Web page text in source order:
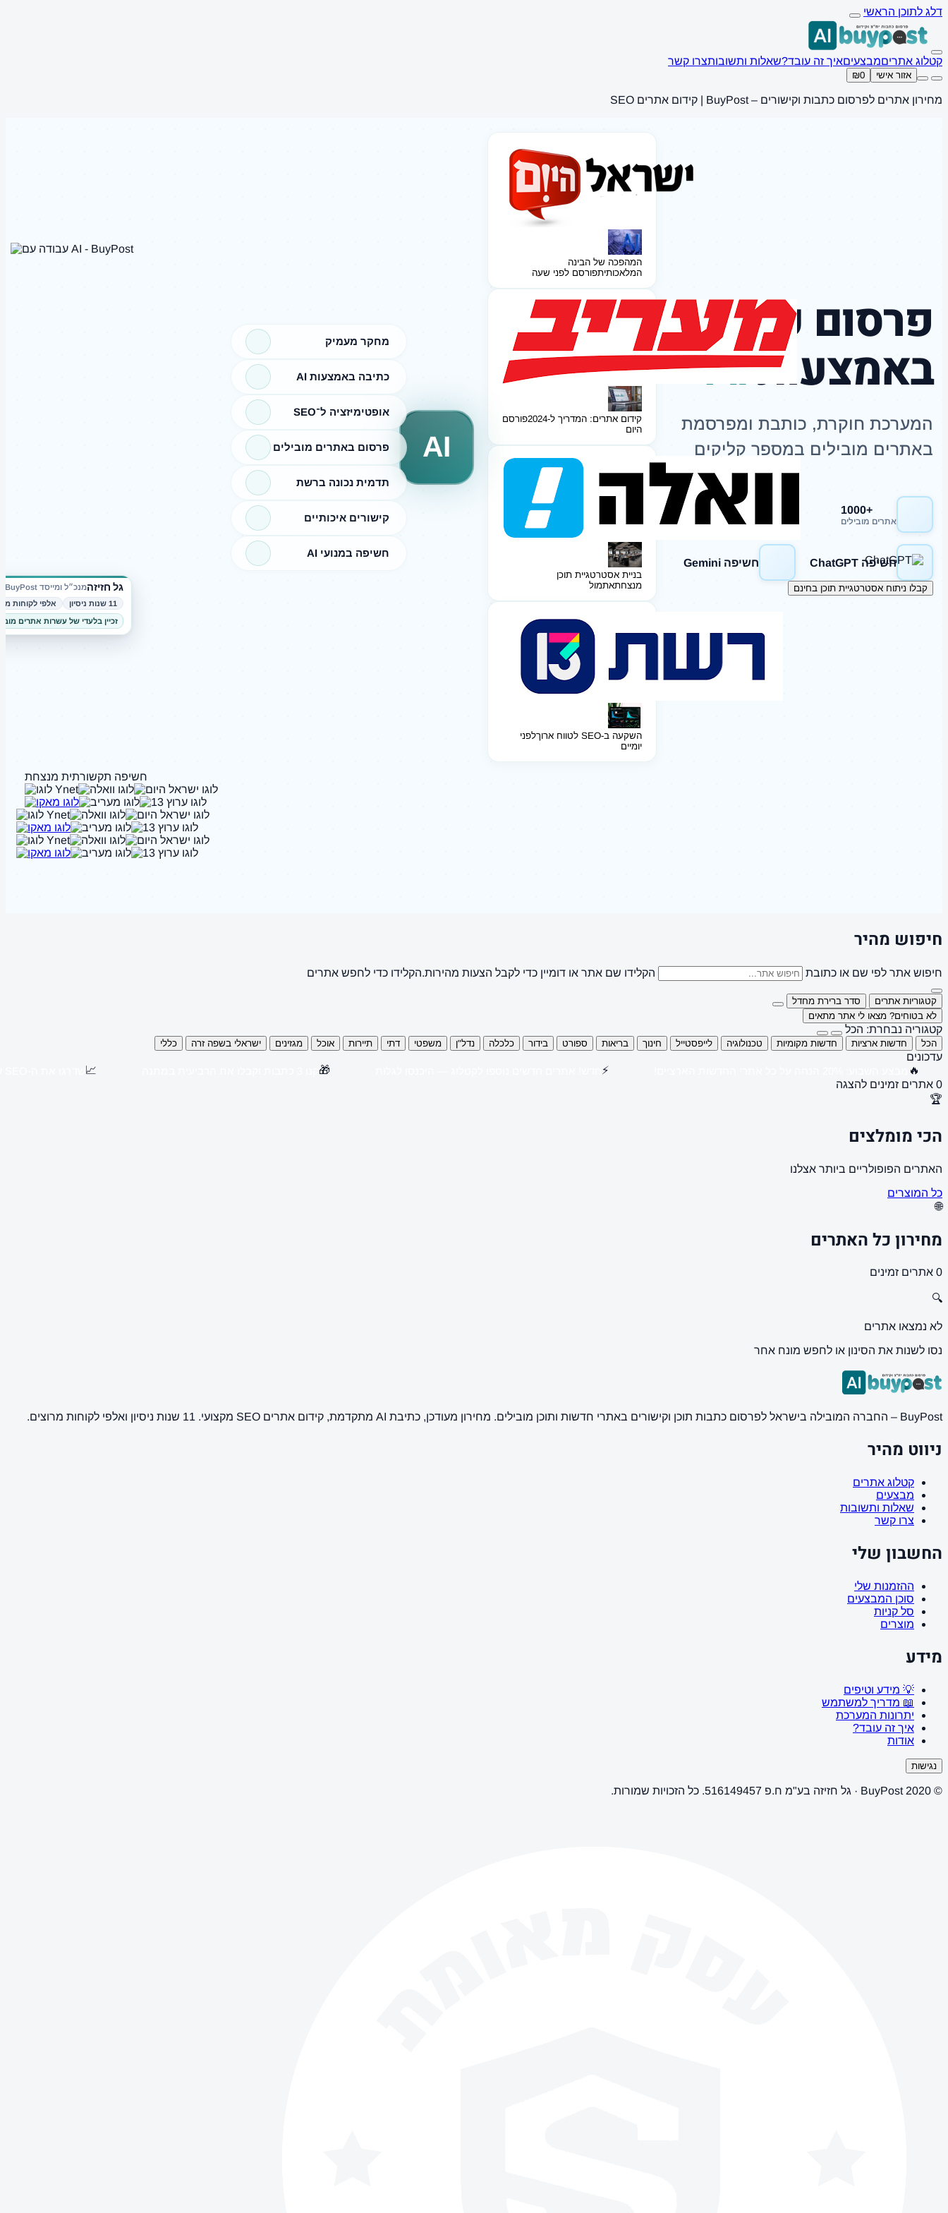
דלג לתוכן הראשי
קטלוג אתריםמבצעיםאיך זה עובד?שאלות ותשובותצרו קשר
אזור אישי ₪0
מחירון אתרים לפרסום כתבות וקישורים – BuyPost | קידום אתרים SEO
גל חזיזהמנכ״ל ומייסד BuyPost
11 שנות ניסיון
אלפי לקוחות
זכיין בלעדי של עשרות אתרים
מחקר מעמיק
כתיבה באמצעות AI
אופטימיזציה ל־SEO
פרסום באתרים מובילים
תדמית נכונה ברשת
קישורים איכותיים
חשיפה במנועי AI
AI
המהפכה של הבינה
המלאכותיתפורסם לפני שעה
קידום אתרים: המדריך ל-2024
פורסם
היום
בניית אסטרטגיית תוכן
מנצחתאתמול
השקעה ב-SEO לטווח ארוך
לפני
יומיים
פרסום כתבות
באמצעותAI
המערכת חוקרת, כותבת ומפרסמת
באתרים מובילים במספר קליקים
+1000
אתרים מובילים
חשיפה Google
חשיפה ChatGPT חשיפה Gemini
קבלו ניתוח אסטרטגיית תוכן בחינם
חשיפה תקשורתית מנצחת
חיפוש מהיר
חיפוש אתר לפי שם או כתובת הקלידו שם אתר או דומיין כדי לקבל הצעות מהירות.הקלידו כדי לחפש אתרים
קטגוריות אתרים
סדר ברירת מחדל
לא בטוחים? מצאו לי אתר מתאים
קטגוריה נבחרת: הכל
הכל חדשות ארציות חדשות מקומיות טכנולוגיה לייפסטייל חינוך בריאות ספורט בידור כלכלה נדל"ן משפטי דתי תיירות אוכל מגזינים ישראלי בשפה זרה כללי
עדכונים
🔥
⚡
🎁
📈
0 אתרים זמינים להצגה
🏆
הכי מומלצים
האתרים הפופולריים ביותר אצלנו
כל המוצרים
🌐
מחירון כל האתרים
0 אתרים זמינים
🔍
לא נמצאו אתרים
נסו לשנות את הסינון או לחפש מונח אחר
BuyPost – החברה המובילה בישראל לפרסום כתבות תוכן וקישורים באתרי חדשות ותוכן מובילים. מחירון מעודכן, כתיבת AI מתקדמת, קידום אתרים SEO מקצועי. 11 שנות ניסיון ואלפי לקוחות מרוצים.
ניווט מהיר
קטלוג אתרים
מבצעים
שאלות ותשובות
צרו קשר
החשבון שלי
ההזמנות שלי
סוכן המבצעים
סל קניות
מוצרים
מידע
💡 מידע וטיפים
📖 מדריך למשתמש
יתרונות המערכת
איך זה עובד?
אודות
נגישות
© 2020 BuyPost · גל חזיזה בע"מ ח.פ 516149457. כל הזכויות שמורות.